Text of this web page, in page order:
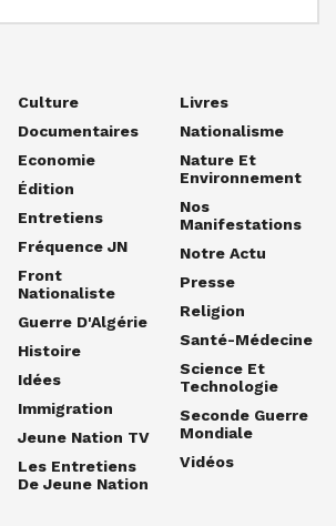
Culture
Documentaires
Economie
Édition
Entretiens
Fréquence JN
Front
Nationaliste
Guerre D'Algérie
Histoire
Idées
Immigration
Jeune Nation TV
Les Entretiens
De Jeune Nation
Livres
Nationalisme
Nature Et
Environnement
Nos
Manifestations
Notre Actu
Presse
Religion
Santé-Médecine
Science Et
Technologie
Seconde Guerre
Mondiale
Vidéos